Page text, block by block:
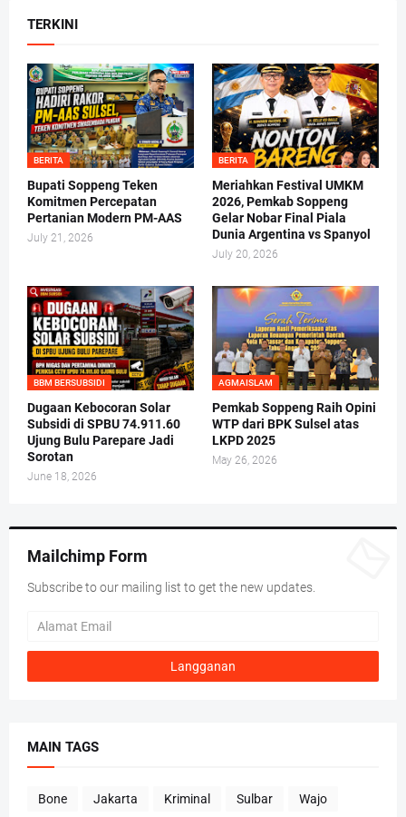
TERKINI
BERITA
Bupati Soppeng Teken
Komitmen Percepatan
Pertanian Modern PM-AAS
July 21, 2026
BERITA
Meriahkan Festival UMKM
2026, Pemkab Soppeng
Gelar Nobar Final Piala
Dunia Argentina vs Spanyol
July 20, 2026
BBM BERSUBSIDI
Dugaan Kebocoran Solar
Subsidi di SPBU 74.911.60
Ujung Bulu Parepare Jadi
Sorotan
June 18, 2026
AGMAISLAM
Pemkab Soppeng Raih Opini
WTP dari BPK Sulsel atas
LKPD 2025
May 26, 2026
Mailchimp Form
Subscribe to our mailing list to get the new updates.
MAIN TAGS
Bone Jakarta Kriminal Sulbar Wajo